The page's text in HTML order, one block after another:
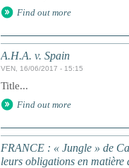
Find out more
A.H.A. v. Spain
VEN, 16/06/2017 - 15:15
Title...
Find out more
FRANCE : « Jungle » de
leurs obligations en